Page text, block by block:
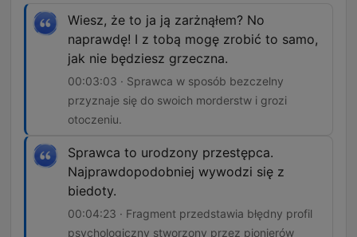
Wiesz, że to ja ją zarżnąłem? No
naprawdę! I z tobą mogę zrobić to samo,
jak nie będziesz grzeczna.
00:03:03 · Sprawca w sposób bezczelny
przyznaje się do swoich morderstw i grozi
otoczeniu.
Sprawca to urodzony przestępca.
Najprawdopodobniej wywodzi się z
biedoty.
00:04:23 · Fragment przedstawia błędny profil
psychologiczny stworzony przez pionierów